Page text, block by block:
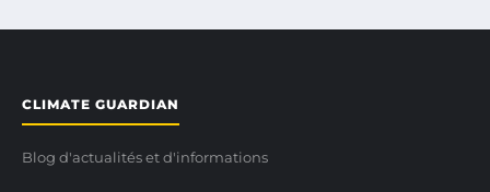
CLIMATE GUARDIAN
Blog d'actualités et d'informations